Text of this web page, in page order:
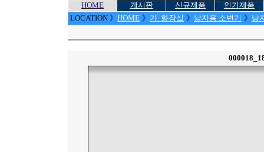
HOME
게시판 신규제품
인기제품
LOCATION 》 HOME 》 가. 화장실 》 남자용 소변기 》 남